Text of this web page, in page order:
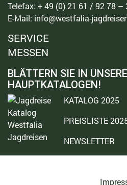
Telefax: + 49 (0) 21 61 / 92 78 –
E-Mail: info@westfalia-
SERVICE
MESSEN
BLÄTTERN SIE IN
HAUPTKATALOGEN!
KATALOG 2025
PREISLISTE
NEWSLETTER